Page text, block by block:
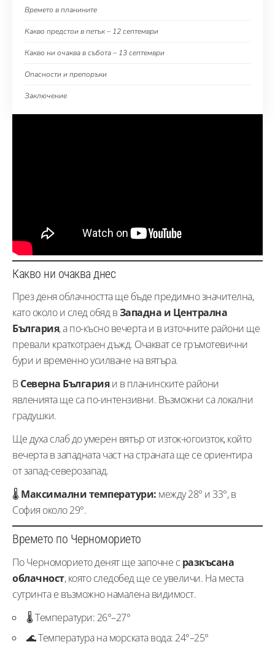
Времето в планините
Какво предстои в петък – 12 септември
Какво ни очаква в събота – 13 септември
Опасности и препоръки
Заключение
Какво ни очаква днес
През деня облачността ще бъде предимно значителна,
като около и след обяд вЗападна и Централна
България, а по-късно вечерта и в източните райони ще
превали краткотраен дъжд. Очакват се гръмотевични
бури и временно усилване на вятъра.
ВСеверна Българияи в планинските райони
явленията ще са по-интензивни. Възможни са локални
градушки.
Ще духа слаб до умерен вятър от изток-югоизток, който
вечерта в западната част на страната ще се ориентира
от запад-северозапад.
🌡️ Максимални температури: между 28° и 33°, в
София около 29°.
Времето по Черноморието
По Черноморието денят ще започне с разкъсана
облачност, която следобед ще се увеличи. На места
сутринта е възможно намалена видимост.
🌡️ Температури: 26°–27°
🌊 Температура на морската вода: 24°–25°